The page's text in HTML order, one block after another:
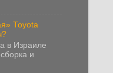
Toyota
в Израиле
и